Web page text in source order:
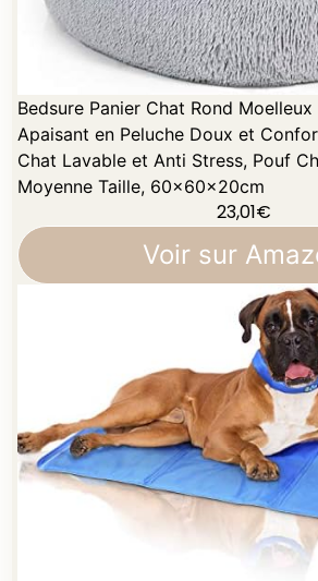
Bedsure Panier Chat Rond
Apaisant en Peluche Doux et
Chat Lavable et Anti Stress, Pouf
Moyenne Taille, 60x60x20cm
23,01€
Voir sur